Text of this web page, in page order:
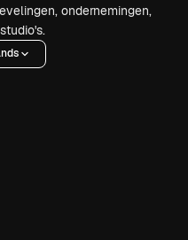
ondernemingen,